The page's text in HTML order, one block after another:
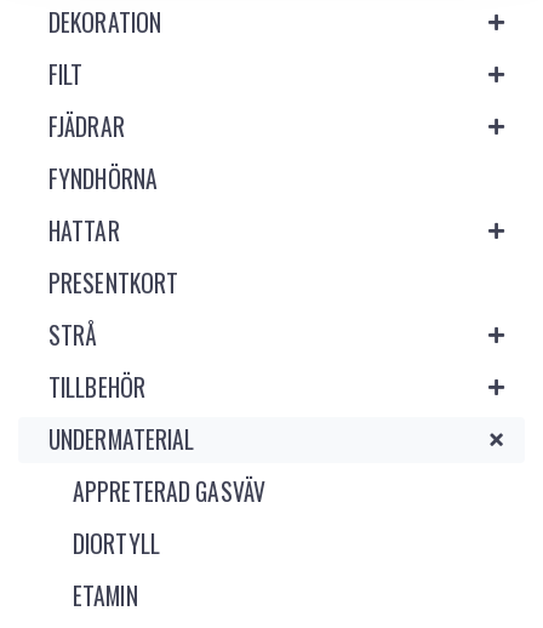
DEKORATION
FILT
FJÄDRAR
FYNDHÖRNA
HATTAR
PRESENTKORT
STRÅ
TILLBEHÖR
UNDERMATERIAL
APPRETERAD GASVÄV
DIORTYLL
ETAMIN